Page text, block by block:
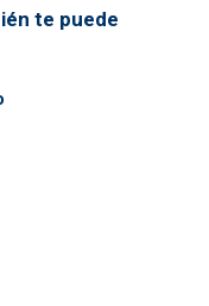
te puede